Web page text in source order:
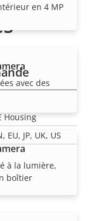
en 4 MP
avec des
à la lumière,
boîtier
Housing
EU, JP, UK, US